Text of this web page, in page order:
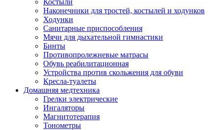
Костыли
Наконечники для тростей, костылей и ходунков
Ходунки
Санитарные приспособления
Мячи для дыхательной гимнастики
Бинты
Противопролежневые матрасы
Обувь реабилитационная
Устройства против скольжения для обуви
Кресла-туалеты
Домашняя медтехника
Грелки электрические
Ингаляторы
Магнитотерапия
Тонометры